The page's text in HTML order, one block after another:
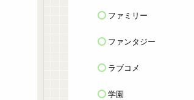
ファミリー
ファンタジー
ラブコメ
学園